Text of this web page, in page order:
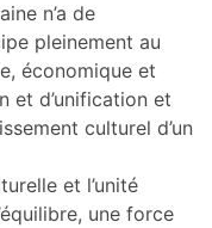
n’a de
pleinement au
économique et
et d’unification et
culturel d’un
et l’unité
une force